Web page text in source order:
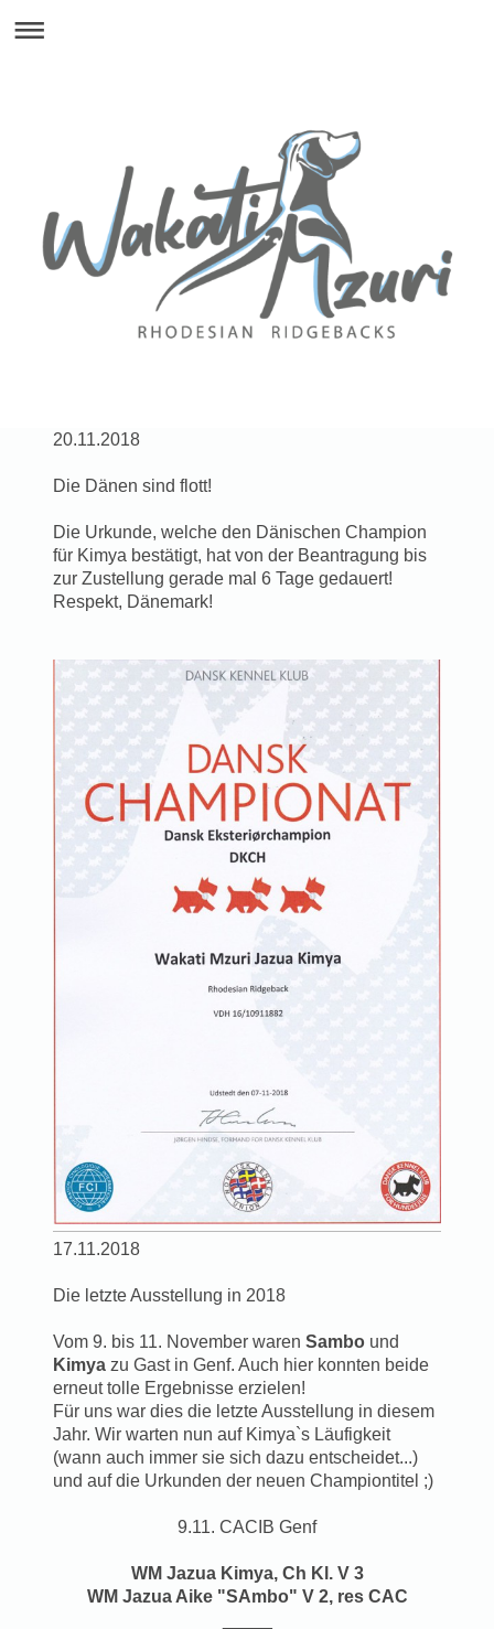
20.11.2018
Die Dänen sind flott!
Die Urkunde, welche den Dänischen Champion
für Kimya bestätigt, hat von der Beantragung bis
zur Zustellung gerade mal 6 Tage gedauert!
Respekt, Dänemark!
17.11.2018
Die letzte Ausstellung in 2018
Vom 9. bis 11. November waren Sambo und
Kimya zu Gast in Genf. Auch hier konnten beide
erneut tolle Ergebnisse erzielen!
Für uns war dies die letzte Ausstellung in diesem
Jahr. Wir warten nun auf Kimya`s Läufigkeit
(wann auch immer sie sich dazu entscheidet...)
und auf die Urkunden der neuen Championtitel ;)
9.11. CACIB Genf
WM Jazua Kimya, Ch Kl. V 3
WM Jazua Aike "SAmbo" V 2, res CAC